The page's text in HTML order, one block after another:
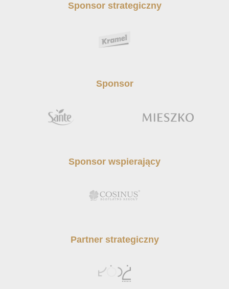
Sponsor strategiczny
Sponsor
Sponsor wspierający
Partner strategiczny